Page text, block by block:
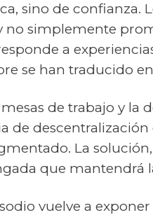
sino de confianza.
no simplemente
a
se han traducido
de trabajo y
de
La
que mantendrá
vuelve a